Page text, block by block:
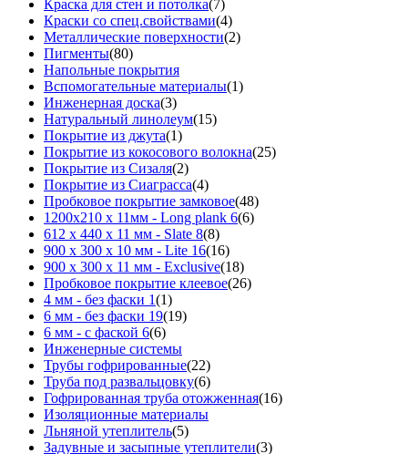
Краска для стен и потолка(7)
Краски со спец.свойствами(4)
Металлические поверхности(2)
Пигменты(80)
Напольные покрытия
Вспомогательные материалы(1)
Инженерная доска(3)
Натуральный линолеум(15)
Покрытие из джута(1)
Покрытие из кокосового волокна(25)
Покрытие из Сизаля(2)
Покрытие из Сиаграсса(4)
Пробковое покрытие замковое(48)
1200х210 х 11мм - Long plank 6(6)
612 х 440 х 11 мм - Slate 8(8)
900 х 300 х 10 мм - Lite 16(16)
900 х 300 х 11 мм - Exclusive(18)
Пробковое покрытие клеевое(26)
4 мм - без фаски 1(1)
6 мм - без фаски 19(19)
6 мм - с фаской 6(6)
Инженерные системы
Трубы гофрированные(22)
Труба под развальцовку(6)
Гофрированная труба отожженная(16)
Изоляционные материалы
Льняной утеплитель(5)
Задувные и засыпные утеплители(3)